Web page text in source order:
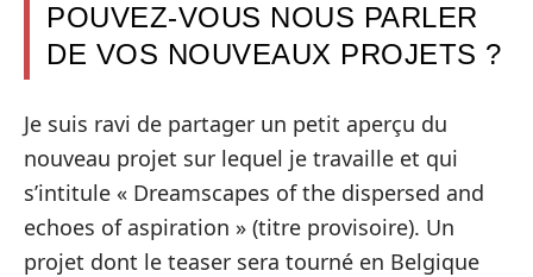
POUVEZ-VOUS NOUS PARLER
DE VOS NOUVEAUX PROJETS ?
Je suis ravi de partager un petit aperçu du
nouveau projet sur lequel je travaille et qui
s’intitule « Dreamscapes of the dispersed and
echoes of aspiration » (titre provisoire). Un
projet dont le teaser sera tourné en Belgique